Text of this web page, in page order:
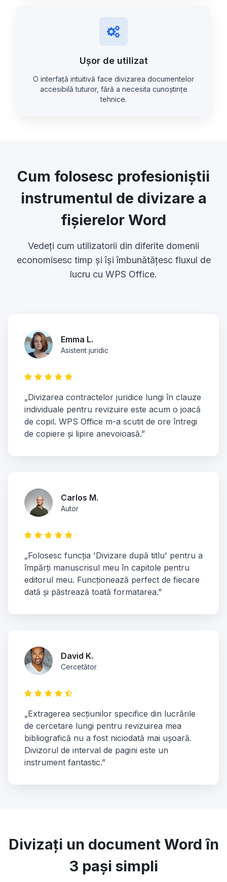
Ușor de utilizat
O interfață intuitivă face divizarea documentelor
accesibilă tuturor, fără a necesita cunoștințe
tehnice.
Cum folosesc profesioniștii
instrumentul de divizare a
fișierelor Word
Vedeți cum utilizatorii din diferite domenii
economisesc timp și își îmbunătățesc fluxul de
lucru cu WPS Office.
Emma L.
Asistent juridic
„Divizarea contractelor juridice lungi în clauze
individuale pentru revizuire este acum o joacă
de copil. WPS Office m-a scutit de ore întregi
de copiere și lipire anevoioasă.”
Carlos M.
Autor
„Folosesc funcția 'Divizare după titlu' pentru a
împărți manuscrisul meu în capitole pentru
editorul meu. Funcționează perfect de fiecare
dată și păstrează toată formatarea.”
David K.
Cercetător
„Extragerea secțiunilor specifice din lucrările
de cercetare lungi pentru revizuirea mea
bibliografică nu a fost niciodată mai ușoară.
Divizorul de interval de pagini este un
instrument fantastic.”
Divizați un document Word în
3 pași simpli